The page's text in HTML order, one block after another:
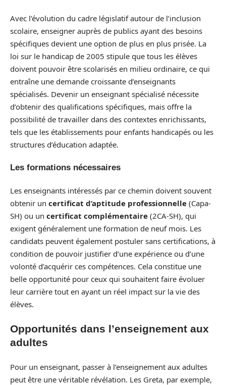
Avec l’évolution du cadre législatif autour de l’inclusion
scolaire, enseigner auprès de publics ayant des besoins
spécifiques devient une option de plus en plus prisée. La
loi sur le handicap de 2005 stipule que tous les élèves
doivent pouvoir être scolarisés en milieu ordinaire, ce qui
entraîne une demande croissante d’enseignants
spécialisés. Devenir un enseignant spécialisé nécessite
d’obtenir des qualifications spécifiques, mais offre la
possibilité de travailler dans des contextes enrichissants,
tels que les établissements pour enfants handicapés ou les
structures d’éducation adaptée.
Les formations nécessaires
Les enseignants intéressés par ce chemin doivent souvent
obtenir un certificat d’aptitude professionnelle (Capa-
SH) ou un certificat complémentaire (2CA-SH), qui
exigent généralement une formation de neuf mois. Les
candidats peuvent également postuler sans certifications, à
condition de pouvoir justifier d’une expérience ou d’une
volonté d’acquérir ces compétences. Cela constitue une
belle opportunité pour ceux qui souhaitent faire évoluer
leur carrière tout en ayant un réel impact sur la vie des
élèves.
Opportunités dans l’enseignement aux
adultes
Pour un enseignant, passer à l’enseignement aux adultes
peut être une véritable révélation. Les Greta, par exemple,